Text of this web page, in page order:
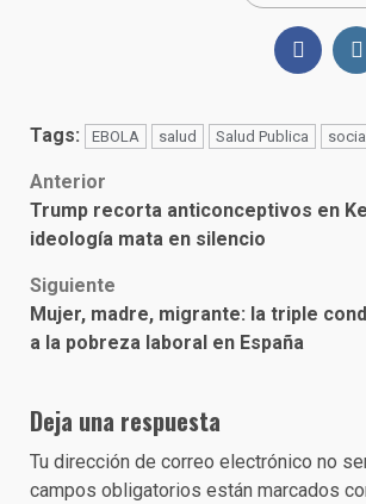
Tags: EBOLA salud Salud Publica social
Post
navigation
Anterior
Trump recorta anticonceptivos en
ideología mata en silencio
Siguiente
Mujer, madre, migrante: la triple
a la pobreza laboral en España
Deja una respuesta
Tu dirección de correo electrónico no
campos obligatorios están marcados